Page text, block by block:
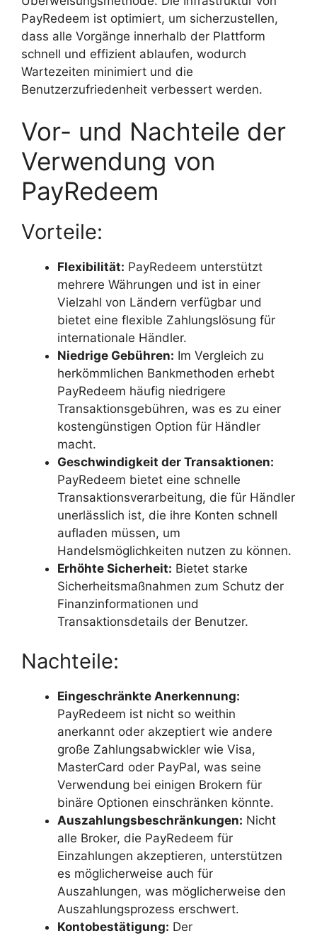
PayRedeem ist optimiert, um sicherzustellen,
dass alle Vorgänge innerhalb der Plattform
schnell und effizient ablaufen, wodurch
Wartezeiten minimiert und die
Benutzerzufriedenheit verbessert werden.
Vor- und Nachteile der
Verwendung von
PayRedeem
Vorteile:
Flexibilität: PayRedeem unterstützt
mehrere Währungen und ist in einer
Vielzahl von Ländern verfügbar und
bietet eine flexible Zahlungslösung für
internationale Händler.
Niedrige Gebühren: Im Vergleich zu
herkömmlichen Bankmethoden erhebt
PayRedeem häufig niedrigere
Transaktionsgebühren, was es zu einer
kostengünstigen Option für Händler
macht.
Geschwindigkeit der Transaktionen:
PayRedeem bietet eine schnelle
Transaktionsverarbeitung, die für Händler
unerlässlich ist, die ihre Konten schnell
aufladen müssen, um
Handelsmöglichkeiten nutzen zu können.
Erhöhte Sicherheit: Bietet starke
Sicherheitsmaßnahmen zum Schutz der
Finanzinformationen und
Transaktionsdetails der Benutzer.
Nachteile:
Eingeschränkte Anerkennung:
PayRedeem ist nicht so weithin
anerkannt oder akzeptiert wie andere
große Zahlungsabwickler wie Visa,
MasterCard oder PayPal, was seine
Verwendung bei einigen Brokern für
binäre Optionen einschränken könnte.
Auszahlungsbeschränkungen: Nicht
alle Broker, die PayRedeem für
Einzahlungen akzeptieren, unterstützen
es möglicherweise auch für
Auszahlungen, was möglicherweise den
Auszahlungsprozess erschwert.
Kontobestätigung: Der